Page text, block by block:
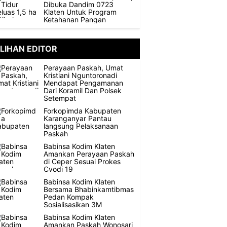
Dibuka Dandim 0723
Klaten Untuk Program
Ketahanan Pangan
EDITOR
Perayaan Paskah, Umat
Kristiani Nguntoronadi
Mendapat Pengamanan
Dari Koramil Dan Polsek
Setempat
Forkopimda Kabupaten
Karanganyar Pantau
langsung Pelaksanaan
Paskah
Babinsa Kodim Klaten
Amankan Perayaan Paskah
di Ceper Sesuai Prokes
Cvodi 19
Babinsa Kodim Klaten
Bersama Bhabinkamtibmas
Pedan Kompak
Sosialisasikan 3M
Babinsa Kodim Klaten
Amankan Paskah Wonosari